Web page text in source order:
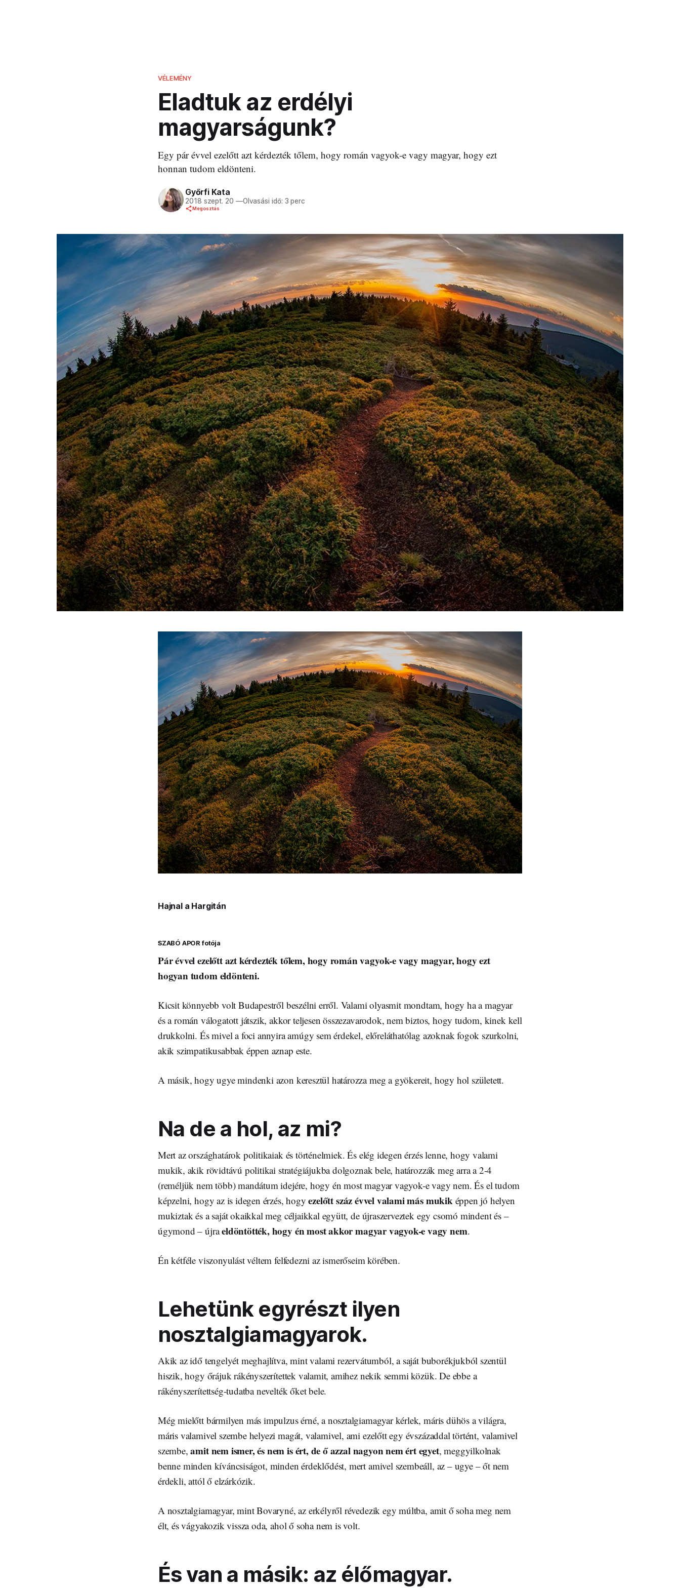
VÉLEMÉNY
Eladtuk az erdélyi
magyarságunk?
Egy pár évvel ezelőtt azt kérdezték tőlem, hogy román vagyok-e vagy magyar, hogy ezt
honnan tudom eldönteni.
Győrfi Kata
2018 szept. 20 —Olvasási idő: 3 perc
Megosztás
Hajnal a Hargitán
SZABÓ APOR fotója
Pár évvel ezelőtt azt kérdezték tőlem, hogy román vagyok-e vagy magyar, hogy ezt
hogyan tudom eldönteni.
Kicsit könnyebb volt Budapestről beszélni erről. Valami olyasmit mondtam, hogy ha a magyar
és a román válogatott játszik, akkor teljesen összezavarodok, nem biztos, hogy tudom, kinek kell
drukkolni. És mivel a foci annyira amúgy sem érdekel, előreláthatólag azoknak fogok szurkolni,
akik szimpatikusabbak éppen aznap este.
A másik, hogy ugye mindenki azon keresztül határozza meg a gyökereit, hogy hol született.
Na de a hol, az mi?
Mert az országhatárok politikaiak és történelmiek. És elég idegen érzés lenne, hogy valami
mukik, akik rövidtávú politikai stratégiájukba dolgoznak bele, határozzák meg arra a 2-4
(reméljük nem több) mandátum idejére, hogy én most magyar vagyok-e vagy nem. És el tudom
képzelni, hogy az is idegen érzés, hogyezelőtt száz évvel valami más mukiképpen jó helyen
mukiztak és a saját okaikkal meg céljaikkal együtt, de újraszerveztek egy csomó mindent és –
úgymond – újraeldöntötték, hogy én most akkor magyar vagyok-e vagy nem.
Én kétféle viszonyulást véltem felfedezni az ismerőseim körében.
Lehetünk egyrészt ilyen
nosztalgiamagyarok.
Akik az idő tengelyét meghajlítva, mint valami rezervátumból, a saját buborékjukból szentül
hiszik, hogy őrájuk rákényszerítettek valamit, amihez nekik semmi közük. De ebbe a
rákényszerítettség-tudatba nevelték őket bele.
Még mielőtt bármilyen más impulzus érné, a nosztalgiamagyar kérlek, máris dühös a világra,
máris valamivel szembe helyezi magát, valamivel, ami ezelőtt egy évszázaddal történt, valamivel
szembe, amit nem ismer, és nem is ért, de ő azzal nagyon nem ért egyet, meggyilkolnak
benne minden kíváncsiságot, minden érdeklődést, mert amivel szembeáll, az – ugye – őt nem
érdekli, attól ő elzárkózik.
A nosztalgiamagyar, mint Bovaryné, az erkélyről révedezik egy múltba, amit ő soha meg nem
élt, és vágyakozik vissza oda, ahol ő soha nem is volt.
És van a másik: az élőmagyar.